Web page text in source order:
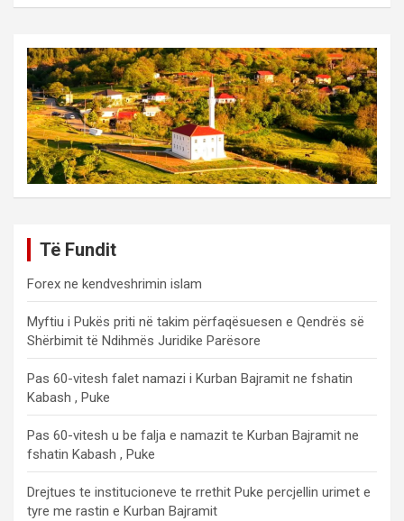
Të Fundit
Forex ne kendveshrimin islam
Myftiu i Pukës priti në takim përfaqësuesen e Qendrës së
Shërbimit të Ndihmës Juridike Parësore
Pas 60-vitesh falet namazi i Kurban Bajramit ne fshatin
Kabash , Puke
Pas 60-vitesh u be falja e namazit te Kurban Bajramit ne
fshatin Kabash , Puke
Drejtues te institucioneve te rrethit Puke percjellin urimet e
tyre me rastin e Kurban Bajramit